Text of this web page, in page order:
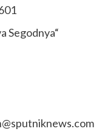
Segodnya“